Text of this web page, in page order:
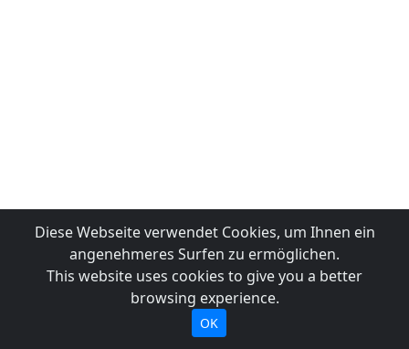
Diese Webseite verwendet Cookies, um Ihnen ein
angenehmeres Surfen zu ermöglichen.
This website uses cookies to give you a better
browsing experience.
OK